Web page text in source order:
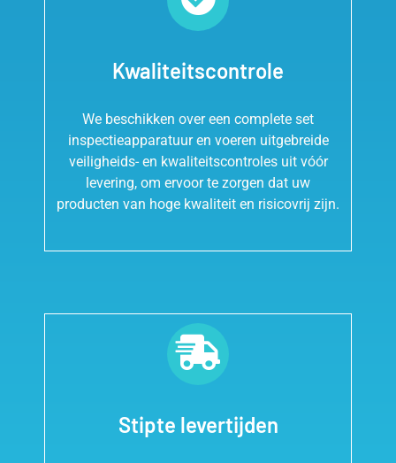
Kwaliteitscontrole
We beschikken over een complete set
inspectieapparatuur en voeren uitgebreide
veiligheids- en kwaliteitscontroles uit vóór
levering, om ervoor te zorgen dat uw
producten van hoge kwaliteit en risicovrij zijn.
Stipte levertijden